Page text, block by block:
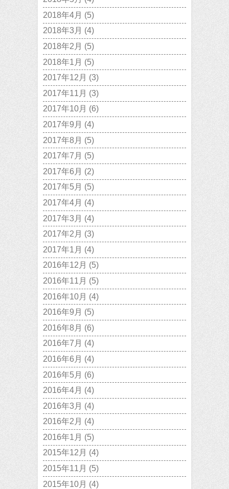
2018年4月 (5)
2018年3月 (4)
2018年2月 (5)
2018年1月 (5)
2017年12月 (3)
2017年11月 (3)
2017年10月 (6)
2017年9月 (4)
2017年8月 (5)
2017年7月 (5)
2017年6月 (2)
2017年5月 (5)
2017年4月 (4)
2017年3月 (4)
2017年2月 (3)
2017年1月 (4)
2016年12月 (5)
2016年11月 (5)
2016年10月 (4)
2016年9月 (5)
2016年8月 (6)
2016年7月 (4)
2016年6月 (4)
2016年5月 (6)
2016年4月 (4)
2016年3月 (4)
2016年2月 (4)
2016年1月 (5)
2015年12月 (4)
2015年11月 (5)
2015年10月 (4)